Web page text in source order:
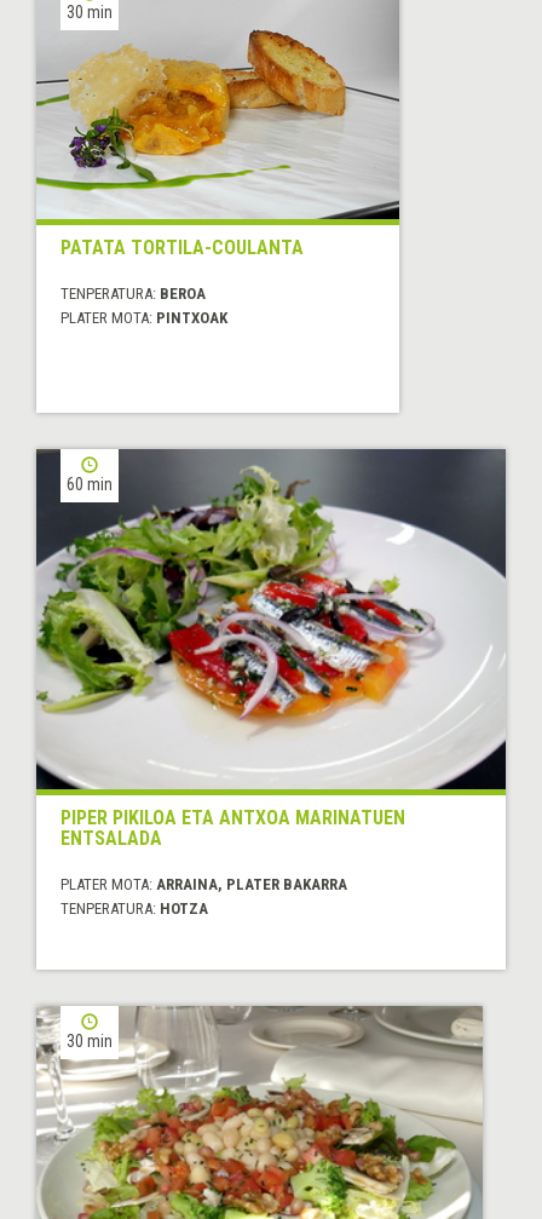
30 min
PATATA TORTILA-COULANTA
TENPERATURA: BEROA
PLATER MOTA: PINTXOAK
60 min
PIPER PIKILOA ETA ANTXOA MARINATUEN
ENTSALADA
PLATER MOTA: ARRAINA, PLATER BAKARRA
TENPERATURA: HOTZA
30 min